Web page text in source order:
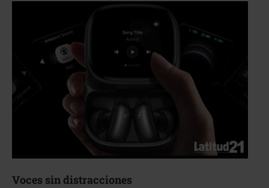
Voces sin distracciones